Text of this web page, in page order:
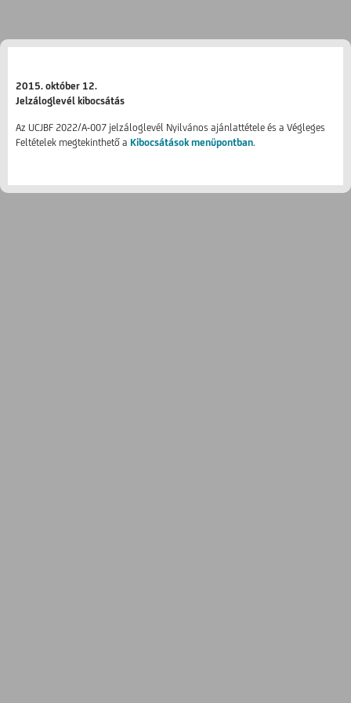
2015. október 12.
Jelzáloglevél kibocsátás
Az UCJBF 2022/A-007 jelzáloglevél Nyilvános ajánlattétele és a Végleges
Feltételek megtekinthető a Kibocsátások menüpontban.